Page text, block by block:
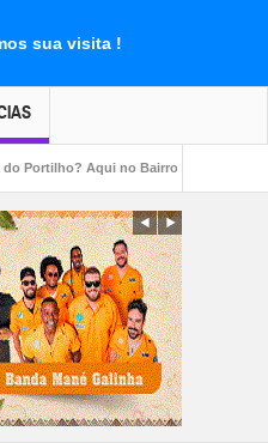
sua visita !
Bairro Serra Negra: Avenida Rufina